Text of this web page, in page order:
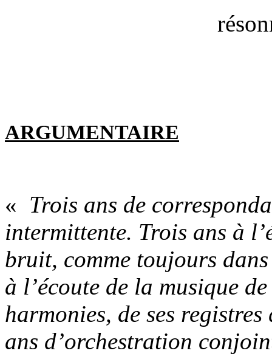
ARGUMENTAIRE
« Trois ans de
intermittente. Trois ans à
bruit, comme toujours
à l’écoute de la musique
harmonies, de ses
ans d’orchestration